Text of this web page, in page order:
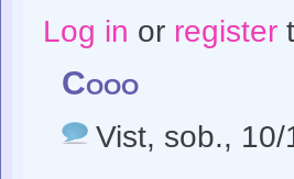
Log in or register
Cooo
Vist, sob.,